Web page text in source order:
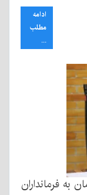
ادامه
مطلب
...
به فرمانداران